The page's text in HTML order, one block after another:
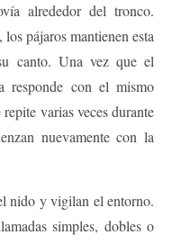
alrededor del tronco.
pájaros mantienen esta
canto. Una vez que el
responde con el mismo
varias veces durante
nuevamente con la
nido y vigilan el entorno.
simples, dobles o